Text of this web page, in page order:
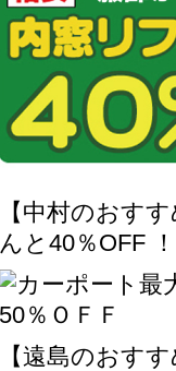
【中村のおす
んと40％OFF
【遠島のおす